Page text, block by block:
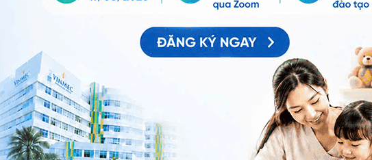
Hãy chỉ ra những nhân vật có thẩm quyền như nhân viên bảo
bạn có thể xác định những người lạ có thể giúp đỡ. Cách xác
phục, bảng tên hay vị trí ngồi làm việc.
mẹ nên điểm qua những điều trẻ nên và không nên làm khi gặp
sinh động và dễ hiểu.
xã hội thể hiện qua nhóm trẻ